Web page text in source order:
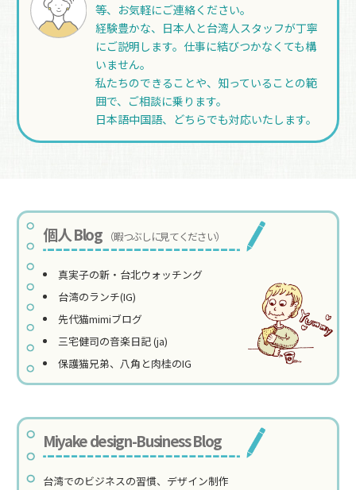
等、お気軽にご連絡ください。
経験豊かな、日本人と台湾人スタッフが丁寧
にご説明します。仕事に結びつかなくても構
いません。
私たちのできることや、知っていることの範
囲で、ご相談に乗ります。
日本語中国語、どちらでも対応いたします。
個人 Blog （暇つぶしに見てください）
真実子の新・台北ウォッチング
台湾のランチ(IG)
先代猫mimiブログ
三宅健司の音楽日記 (ja)
保護猫兄弟、八角と肉桂のIG
Miyake design-Business Blog
台湾でのビジネスの習慣、デザイン制作